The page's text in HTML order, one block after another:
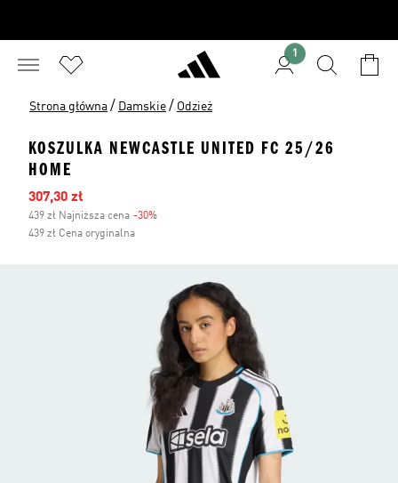
1
Strona główna / Damskie / Odzież
KOSZULKA NEWCASTLE UNITED FC 25/26
HOME
Ceny na wyprzedaży
307,30 zł
439 zł Najniższa cena -30%
439 zł Cena oryginalna